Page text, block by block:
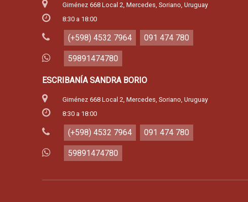
Giménez 668 Local 2, Mercedes, Soriano, Uruguay
8:30 a 18:00
(+598) 4532 7964 091 474 780
59891474780
ESCRIBANÍA SANDRA BORIO
Giménez 668 Local 2, Mercedes, Soriano, Uruguay
8:30 a 18:00
(+598) 4532 7964 091 474 780
59891474780